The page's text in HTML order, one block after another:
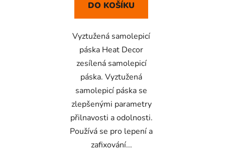
DO KOŠÍKU
Vyztužená samolepicí
páska Heat Decor
zesílená samolepicí
páska. Vyztužená
samolepicí páska se
zlepšenými parametry
přilnavosti a odolnosti.
Používá se pro lepení a
zafixování...